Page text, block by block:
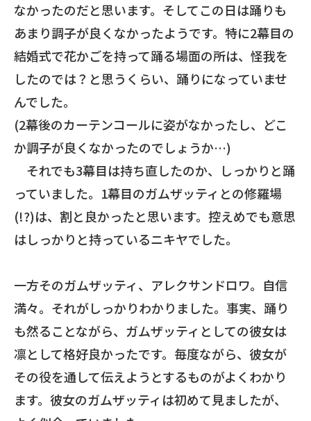
なかったのだと思います。そしてこの日は踊りも
あまり調子が良くなかったようです。特に2幕目の
結婚式で花かごを持って踊る場面の所は、怪我を
したのでは？と思うくらい、踊りになっていませ
んでした。
(2幕後のカーテンコールに姿がなかったし、どこ
か調子が良くなかったのでしょうか…)
それでも3幕目は持ち直したのか、しっかりと踊
っていました。1幕目のガムザッティとの修羅場
(!?)は、割と良かったと思います。控えめでも意思
はしっかりと持っているニキヤでした。
一方そのガムザッティ、アレクサンドロワ。自信
満々。それがしっかりわかりました。事実、踊り
も然ることながら、ガムザッティとしての彼女は
凛として格好良かったです。毎度ながら、彼女が
その役を通して伝えようとするものがよくわかり
ます。彼女のガムザッティは初めて見ましたが、